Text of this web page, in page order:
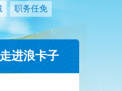
职务任免
走进浪卡子